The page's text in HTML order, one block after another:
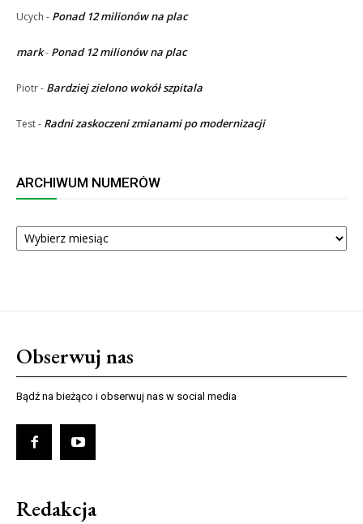
Ucych - Ponad 12 milionów na plac
mark- Ponad 12 milionów na plac
Piotr- Bardziej zielono wokół szpitala
Test- Radni zaskoczeni zmianami po modernizacji
ARCHIWUM NUMERÓW
ARCHIWUM
NUMERÓW
Obserwuj nas
Bądź na bieżąco i obserwuj nas w social media
Redakcja